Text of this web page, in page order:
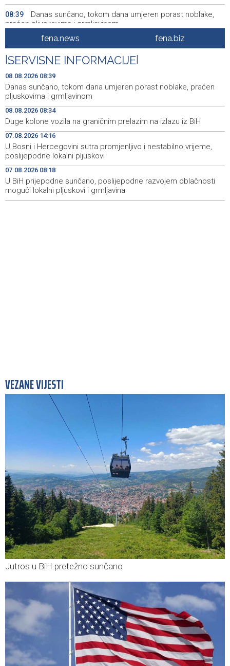
08:39
Danas sunčano, tokom dana umjeren porast noblake,
praćen pljuskovima i grmljavinom
Duge kolone vozila na graničnim prelazim na izlazu iz
BiH
08:29
Deset zeničkih rudara četvrtu noć ostali u jami
Raspotočje
08:25
Podrška najmlađima: U Mostaru podijeljeno 50 ruksaka
sa školskim priborom
08:25 Najave događaja za 8. 8. 2026. godine (subota)
08:20
Etnofest Didak čuva hercegovačku tradiciju kroz
pjesmu, običaje i gastronomiju
08:09
Civilna zaštita Posušje upozorava na opasnost od
požara na Blidinju
fena.news fena.biz
SERVISNE INFORMACIJE
08.08.2026 08:39
Danas sunčano, tokom dana umjeren porast noblake, praćen
pljuskovima i grmljavinom
08.08.2026 08:34
Duge kolone vozila na graničnim prelazim na izlazu iz BiH
07.08.2026 14:16
U Bosni i Hercegovini sutra promjenljivo i nestabilno vrijeme,
poslijepodne lokalni pljuskovi
07.08.2026 08:18
U BiH prijepodne sunčano, poslijepodne razvojem oblačnosti
mogući lokalni pljuskovi i grmljavina
VEZANE VIJESTI
Jutros u BiH pretežno sunčano